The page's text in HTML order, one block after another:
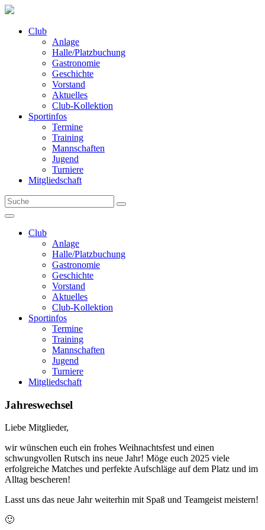
Club
Anlage
Halle/Platzbuchung
Gastronomie
Geschichte
Vorstand
Aktuelles
Club-Kollektion
Sportinfos
Termine
Training
Mannschaften
Jugend
Turniere
Mitgliedschaft
Club
Anlage
Halle/Platzbuchung
Gastronomie
Geschichte
Vorstand
Aktuelles
Club-Kollektion
Sportinfos
Termine
Training
Mannschaften
Jugend
Turniere
Mitgliedschaft
Jahreswechsel
Liebe Mitglieder,
wir wünschen euch ein frohes Weihnachtsfest und einen
schwungvollen Rutsch ins neue Jahr! Möge euch 2025 viele
erfolgreiche Matches und perfekte Aufschläge auf dem Platz und im
Alltag bescheren!
Lasst uns das neue Jahr weiterhin mit Spaß und Teamgeist meistern!
🙂